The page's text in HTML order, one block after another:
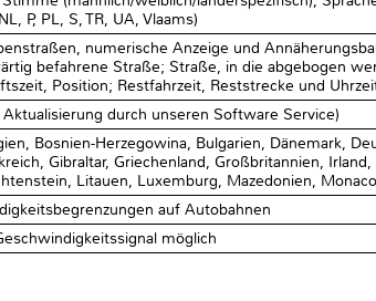
P, PL, S, TR, UA, Vlaams)
numerische Anzeige und
befahrene Straße; Straße, in die abgebogen
Position; Restfahrzeit, Reststrecke und
durch unseren Software Service)
Bosnien-Herzegowina, Bulgarien, Dänemark,
Gibraltar, Griechenland, Großbritannien, Irland,
Litauen, Luxemburg, Mazedonien,
auf Autobahnen
möglich